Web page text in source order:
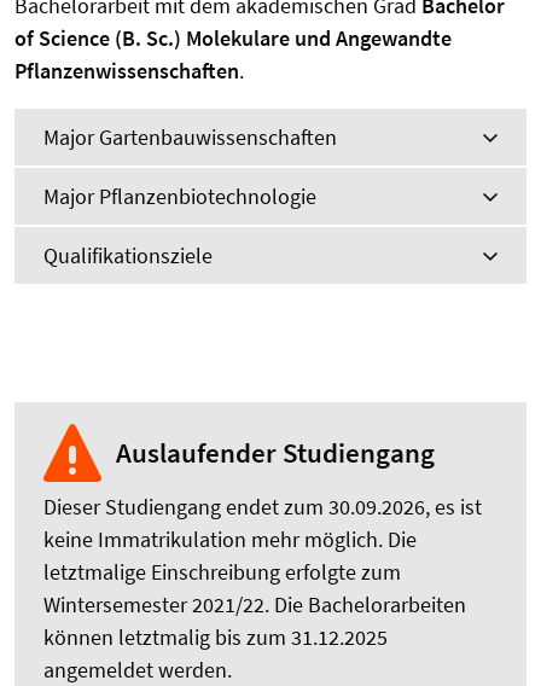
Bachelorarbeit mit dem akademischen Grad Bachelor
of Science (B. Sc.) Molekulare und Angewandte
Pflanzenwissenschaften.
Major Gartenbauwissenschaften
Major Pflanzenbiotechnologie
Qualifikationsziele
Auslaufender Studiengang
Dieser Studiengang endet zum 30.09.2026, es ist
keine Immatrikulation mehr möglich. Die
letztmalige Einschreibung erfolgte zum
Wintersemester 2021/22. Die Bachelorarbeiten
können letztmalig bis zum 31.12.2025
angemeldet werden.